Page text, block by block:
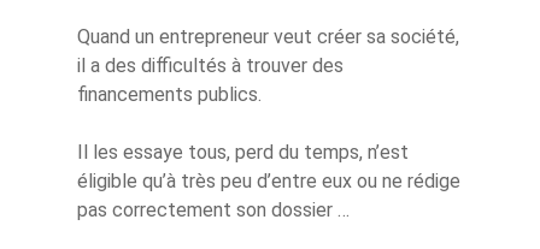
Quand un entrepreneur veut créer sa société,
il a des difficultés à trouver des
financements publics.
Il les essaye tous, perd du temps, n’est
éligible qu’à très peu d’entre eux ou ne rédige
pas correctement son dossier …